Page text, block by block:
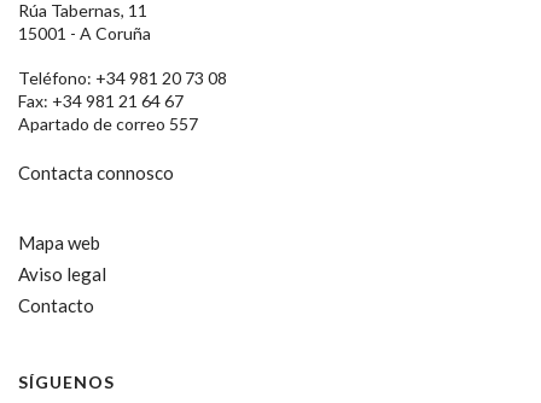
Rúa Tabernas, 11
15001 - A Coruña
Teléfono: +34 981 20 73 08
Fax: +34 981 21 64 67
Apartado de correo 557
Contacta connosco
Mapa web
Aviso legal
Contacto
SÍGUENOS